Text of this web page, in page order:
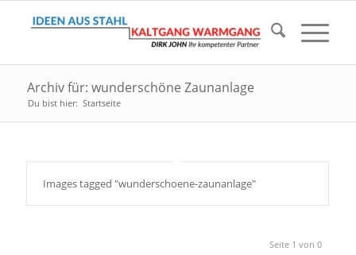
Archiv für: wunderschöne Zaunanlage
Du bist hier: Startseite
Images tagged "wunderschoene-zaunanlage"
Seite 1 von 0